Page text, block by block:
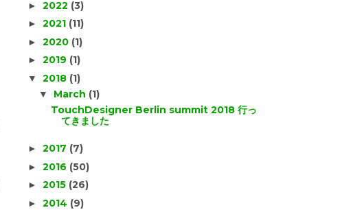
► 2022 (3)
► 2021 (11)
► 2020 (1)
► 2019 (1)
▼ 2018 (1)
▼ March (1)
TouchDesigner Berlin summit 2018 行っ
てきました
► 2017 (7)
► 2016 (50)
► 2015 (26)
► 2014 (9)